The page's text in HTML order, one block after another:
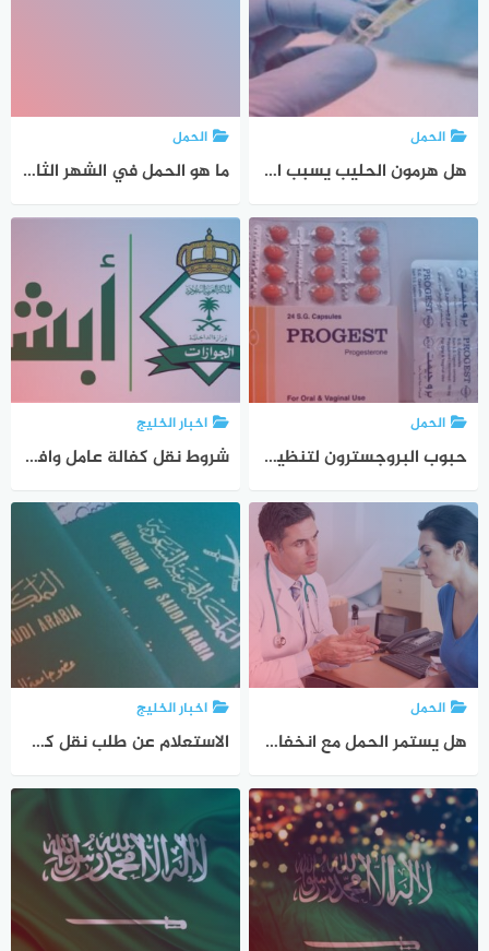
الحمل
هل هرمون الحليب يسبب الاجهاض وأسباب ارتفاع هرمون الحليب لغير الحامل
الحمل
ما هو الحمل في الشهر الثامن وماذا علي ان افعل لحماية الجنين
الحمل
حبوب البروجسترون لتنظيم الدورة والأعراض الجانبية لدواء البروجيسترون
اخبار الخليج
شروط نقل كفالة عامل وافد واهم شروط نقل الكفالة بدون موافقة الكفيل
الحمل
هل يستمر الحمل مع انخفاض هرمون الحمل واهم أسباب انخفاض نسبة هرمون الحمل
اخبار الخليج
الاستعلام عن طلب نقل كفاله في وزارة الداخلية ورسوم نقل الكفالة للعامل